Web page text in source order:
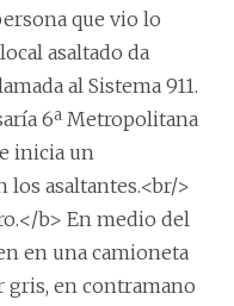
que vio lo
asaltado da
al Sistema 911.
6ª Metropolitana
inicia un
asaltantes.<br/>
b> En medio del
en una camioneta
gris, en contramano